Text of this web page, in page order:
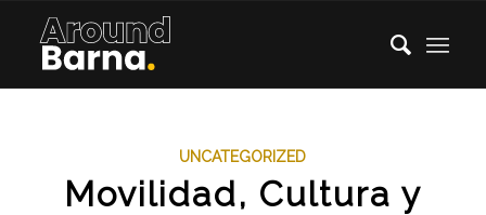
UNCATEGORIZED
Movilidad, Cultura y